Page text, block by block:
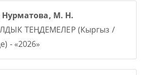
М. Н.
ТЕҢДЕМЕЛЕР (Кыргыз /
- «2026»